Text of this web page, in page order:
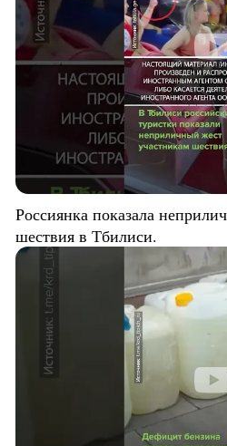
Россиянка показала
шествия в Тбилиси.